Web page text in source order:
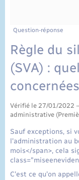
Question-réponse
Règle du
(SVA) :
Vérifié le 27/01/2022
administrative
Sauf exceptions, si
l'administration au
mois</span>, cela
C'est ce qu'on